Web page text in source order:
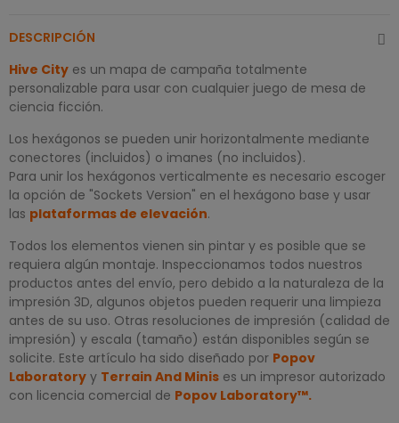
DESCRIPCIÓN
Hive City es un mapa de campaña totalmente
personalizable para usar con cualquier juego de mesa de
ciencia ficción.
Los hexágonos se pueden unir horizontalmente mediante
conectores (incluidos) o imanes (no incluidos).
Para unir los hexágonos verticalmente es necesario escoger
la opción de "Sockets Version" en el hexágono base y usar
las plataformas de elevación.
Todos los elementos vienen sin pintar y es posible que se
requiera algún montaje. Inspeccionamos todos nuestros
productos antes del envío, pero debido a la naturaleza de la
impresión 3D, algunos objetos pueden requerir una limpieza
antes de su uso. Otras resoluciones de impresión (calidad de
impresión) y escala (tamaño) están disponibles según se
solicite. Este artículo ha sido diseñado por Popov
Laboratory y Terrain And Minis es un impresor autorizado
con licencia comercial de Popov Laboratory™.